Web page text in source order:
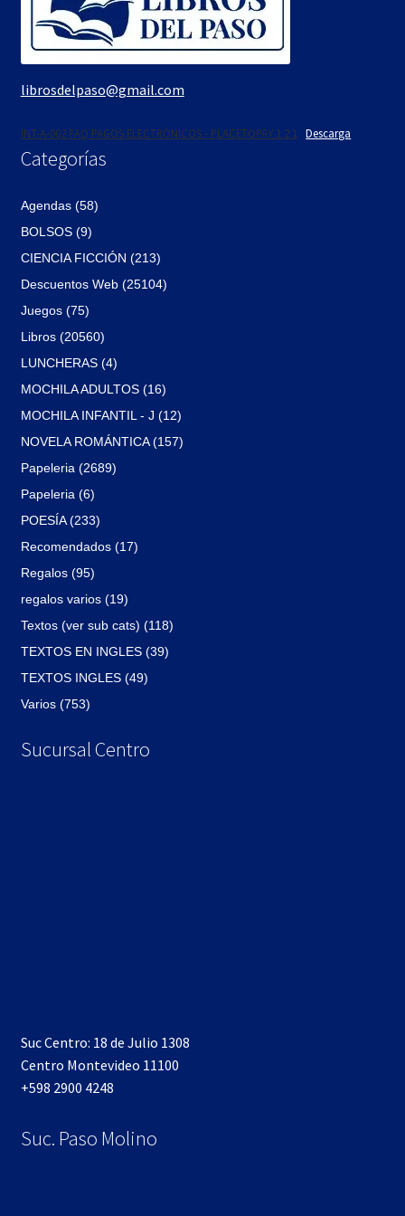
Textos (ver sub cats) (118)
TEXTOS EN INGLES (39)
TEXTOS INGLES (49)
Varios (753)
librosdelpaso@gmail.com
INT-A-002 FAQ PAGOS ELECTRÓNICOS - PLACETOPAY 1 2 1 Descarga
Categorías
Agendas (58)
BOLSOS (9)
CIENCIA FICCIÓN (213)
Descuentos Web (25104)
Juegos (75)
Libros (20560)
LUNCHERAS (4)
MOCHILA ADULTOS (16)
MOCHILA INFANTIL - J (12)
NOVELA ROMÁNTICA (157)
Papeleria (2689)
Papeleria (6)
POESÍA (233)
Recomendados (17)
Regalos (95)
regalos varios (19)
Textos (ver sub cats) (118)
TEXTOS EN INGLES (39)
TEXTOS INGLES (49)
Varios (753)
Sucursal Centro
Suc Centro: 18 de Julio 1308
Centro Montevideo 11100
+598 2900 4248
Suc. Paso Molino